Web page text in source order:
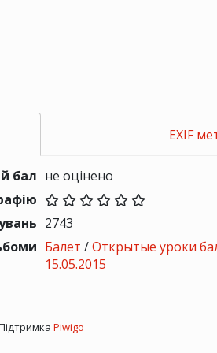
EXIF
бал не оцінено
2743
Балет /Открытые уроки
15.05.2015
Piwigo